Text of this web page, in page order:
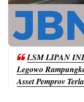
LSM LIPAN
Legowo
Asset Pemprov